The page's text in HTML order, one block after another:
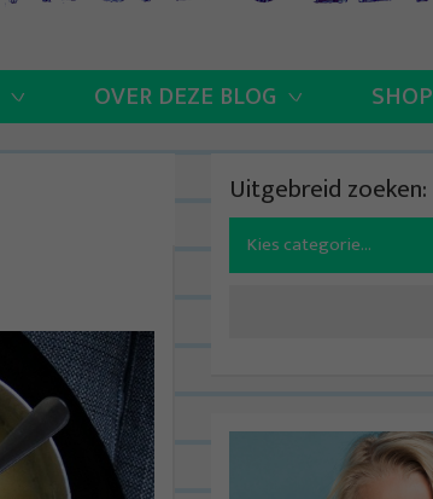
OVER DEZE BLOG SHOP
Uitgebreid zoeken:
Search
for: